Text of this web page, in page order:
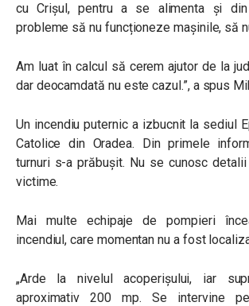
cu Crișul, pentru a se alimenta și
probleme să nu funcționeze mașinile, să
Am luat în calcul să cerem ajutor de la
dar deocamdată nu este cazul.”, a spus
Un incendiu puternic a izbucnit la sediul
Catolice din Oradea. Din primele
turnuri s-a prăbușit. Nu se cunosc
victime.
Mai multe echipaje de pompieri
incendiul, care momentan nu a fost
„Arde la nivelul acoperișului, iar
aproximativ 200 mp. Se intervine